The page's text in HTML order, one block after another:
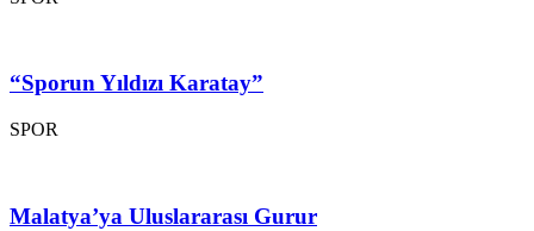
“Sporun Yıldızı Karatay”
SPOR
Malatya’ya Uluslararası Gurur